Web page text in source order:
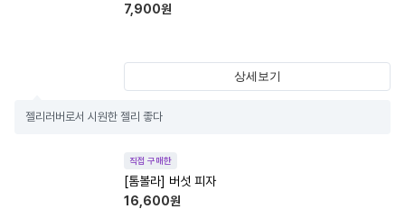
7,900원
상세보기
젤리러버로서 시원한 젤리 좋다
직접 구매한
[톰볼라] 버섯 피자
16,600원